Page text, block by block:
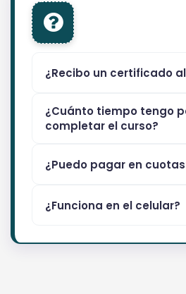
¿Recibo un certificado
¿Cuánto tiempo tengo
completar el curso?
¿Puedo pagar en
¿Funciona en el celular?